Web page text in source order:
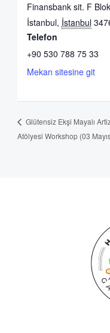
Finansbank sit. F
İstanbul, İstanbul
Telefon
+90 530 788 75 33
Mekan sitesine git
Glütensiz Ekşi Mayalı
Atölyesi Workshop (03